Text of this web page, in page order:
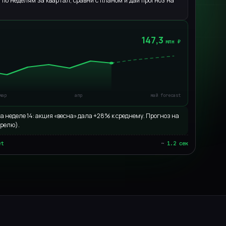
// все направления
Запросить аудит →
147,3 млн ₽
мар апр май forecast
неделе 14: акция «весна» дала +28% к среднему. Прогноз на
~ 1.2 сек